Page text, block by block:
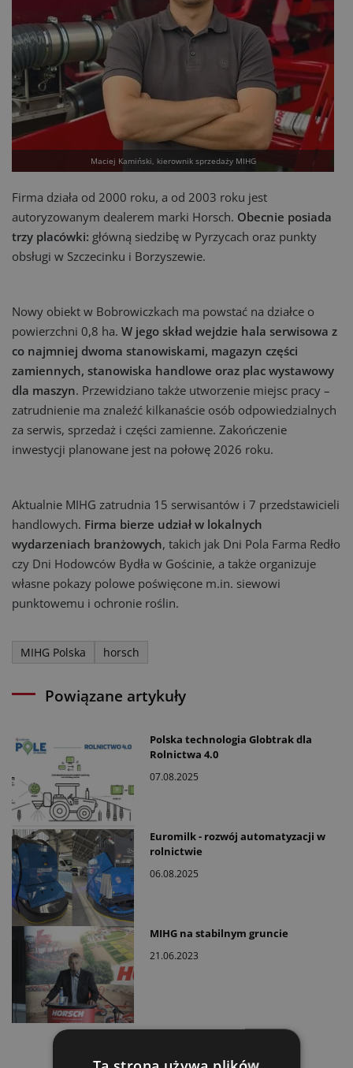
Maciej Kamiński, kierownik sprzedaży MIHG
Firma działa od 2000 roku, a od 2003 roku jest
autoryzowanym dealerem marki Horsch. Obecnie posiada
trzy placówki: główną siedzibę w Pyrzycach oraz punkty
obsługi w Szczecinku i Borzyszewie.
Nowy obiekt w Bobrowiczkach ma powstać na działce o
powierzchni 0,8 ha. W jego skład wejdzie hala serwisowa z
co najmniej dwoma stanowiskami, magazyn części
zamiennych, stanowiska handlowe oraz plac wystawowy
dla maszyn. Przewidziano także utworzenie miejsc pracy –
zatrudnienie ma znaleźć kilkanaście osób odpowiedzialnych
za serwis, sprzedaż i części zamienne. Zakończenie
inwestycji planowane jest na połowę 2026 roku.
Aktualnie MIHG zatrudnia 15 serwisantów i 7 przedstawicieli
handlowych. Firma bierze udział w lokalnych
wydarzeniach branżowych, takich jak Dni Pola Farma Redło
czy Dni Hodowców Bydła w Gościnie, a także organizuje
własne pokazy polowe poświęcone m.in. siewowi
punktowemu i ochronie roślin.
MIHG Polska horsch
Powiązane artykuły
Polska technologia Globtrak dla
Rolnictwa 4.0
07.08.2025
Euromilk - rozwój automatyzacji w
rolnictwie
06.08.2025
MIHG na stabilnym gruncie
21.06.2023